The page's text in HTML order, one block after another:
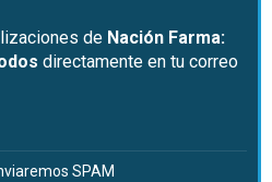
de Nación Farma:
directamente en tu correo
SPAM